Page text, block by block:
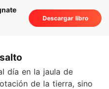
Descargar libro
día en la jaula de
de la tierra, sino